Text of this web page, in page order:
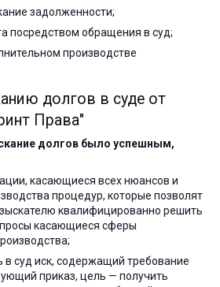
задолженности;
посредством обращения в суд;
производстве
долгов в суде от
Права"
долгов было успешным,
касающиеся всех нюансов и
процедур, которые позволят
квалифицированно решить
касающиеся сферы
в суд иск, содержащий требование
приказ, цель — получить